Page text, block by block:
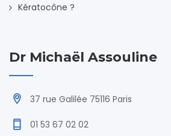
Kératocône ?
Dr Michaël Assouline
37 rue Galilée 75116 Paris
01 53 67 02 02